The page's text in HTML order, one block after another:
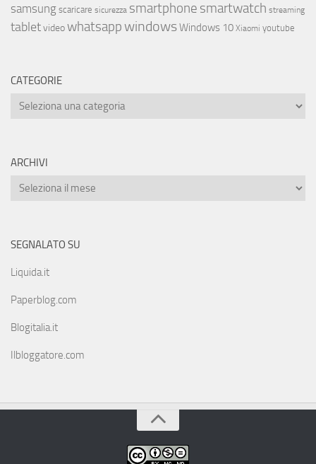
samsungscaricare sicurezza smartphone smartwatch streaming
tabletvideowhatsappwindowsWindows 10 Xiaomi youtube
CATEGORIE
ARCHIVI
SEGNALATO SU
Liquida.it
Paperblog.com
Blogitalia.it
Ilbloggatore.com